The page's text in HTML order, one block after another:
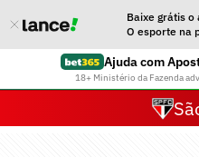
Baixe grátis o
O esporte na
Ajuda com
18+ Ministério da Fazenda